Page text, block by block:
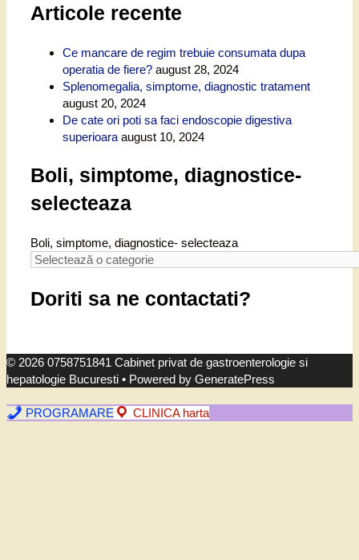
Articole recente
Ce mancare de regim trebuie consumata dupa
operatia de fiere? august 28, 2024
Splenomegalia, simptome, diagnostic tratament
august 20, 2024
De cate ori poti sa faci endoscopie digestiva
superioara august 10, 2024
Boli, simptome, diagnostice-
selecteaza
Boli, simptome, diagnostice- selecteaza
Doriti sa ne contactati?
© 2026 0758751841 Cabinet privat de gastroenterologie si
hepatologie Bucuresti • Powered by GeneratePress
PROGRAMARE CLINICA harta